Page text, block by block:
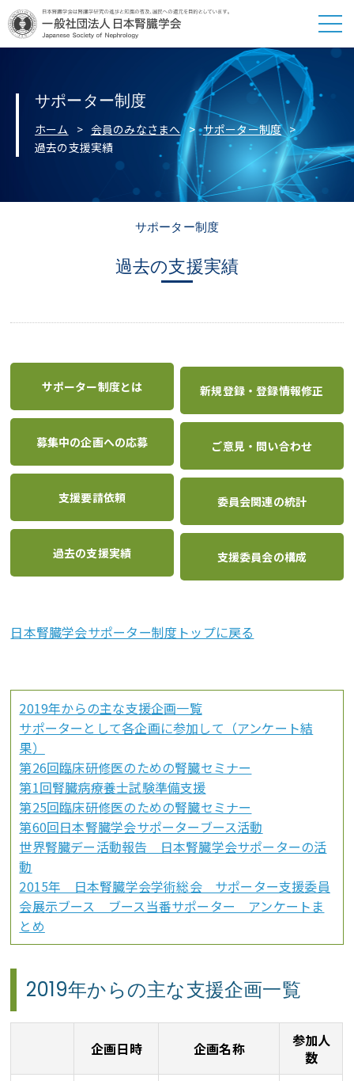
サポーター制度
ホーム 会員のみなさまへ
サポーター制度
過去の支援実績
サポーター制度
過去の支援実績
サポーター制度とは 新規登録・登録情報修正
募集中の企画への応募 ご意見・問い合わせ
支援要請依頼 委員会関連の統計
過去の支援実績 支援委員会の構成
日本腎臓学会サポーター制度トップに戻る
2019年からの主な支援企画一覧
サポーターとして各企画に参加して（アンケート結
果）
第26回臨床研修医のための腎臓セミナー
第1回腎臓病療養士試験準備支援
第25回臨床研修医のための腎臓セミナー
第60回日本腎臓学会サポーターブース活動
世界腎臓デー活動報告 日本腎臓学会サポーターの活
動
2015年 日本腎臓学会学術総会 サポーター支援委員
会展示ブース ブース当番サポーター アンケートま
とめ
2019年からの主な支援企画一覧
企画日時 企画名称
参加人
数